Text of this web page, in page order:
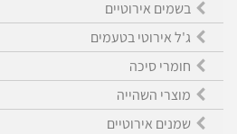
בשמים אירוטיים
ג'ל אירוטי בטעמים
חומרי סיכה
מוצרי השהייה
שמנים אירוטיים